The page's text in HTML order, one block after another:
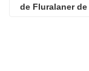
de Fluralaner de